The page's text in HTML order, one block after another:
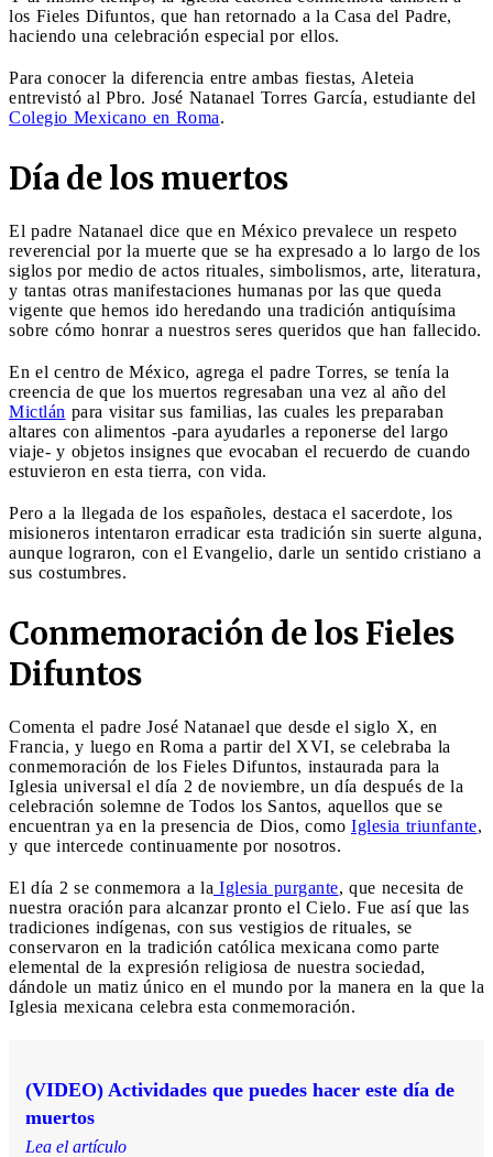
los Fieles Difuntos, que han retornado a la Casa del Padre,
haciendo una celebración especial por ellos.
Para conocer la diferencia entre ambas fiestas, Aleteia
entrevistó al Pbro. José Natanael Torres García, estudiante del
Colegio Mexicano en Roma.
Día de los muertos
El padre Natanael dice que en México prevalece un respeto
reverencial por la muerte que se ha expresado a lo largo de los
siglos por medio de actos rituales, simbolismos, arte, literatura,
y tantas otras manifestaciones humanas por las que queda
vigente que hemos ido heredando una tradición antiquísima
sobre cómo honrar a nuestros seres queridos que han fallecido.
En el centro de México, agrega el padre Torres, se tenía la
creencia de que los muertos regresaban una vez al año del
Mictlán para visitar sus familias, las cuales les preparaban
altares con alimentos -para ayudarles a reponerse del largo
viaje- y objetos insignes que evocaban el recuerdo de cuando
estuvieron en esta tierra, con vida.
Pero a la llegada de los españoles, destaca el sacerdote, los
misioneros intentaron erradicar esta tradición sin suerte alguna,
aunque lograron, con el Evangelio, darle un sentido cristiano a
sus costumbres.
Conmemoración de los Fieles
Difuntos
Comenta el padre José Natanael que desde el siglo X, en
Francia, y luego en Roma a partir del XVI, se celebraba la
conmemoración de los Fieles Difuntos, instaurada para la
Iglesia universal el día 2 de noviembre, un día después de la
celebración solemne de Todos los Santos, aquellos que se
encuentran ya en la presencia de Dios, como Iglesia triunfante,
y que intercede continuamente por nosotros.
El día 2 se conmemora a la Iglesia purgante, que necesita de
nuestra oración para alcanzar pronto el Cielo. Fue así que las
tradiciones indígenas, con sus vestigios de rituales, se
conservaron en la tradición católica mexicana como parte
elemental de la expresión religiosa de nuestra sociedad,
dándole un matiz único en el mundo por la manera en la que la
Iglesia mexicana celebra esta conmemoración.
(VIDEO) Actividades que puedes hacer este día de
muertos
Lea el artículo